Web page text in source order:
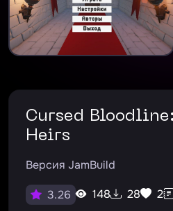
Cursed Bloodline: The Deck of
Heirs
Версия JamBuild
3.26 148 28 2